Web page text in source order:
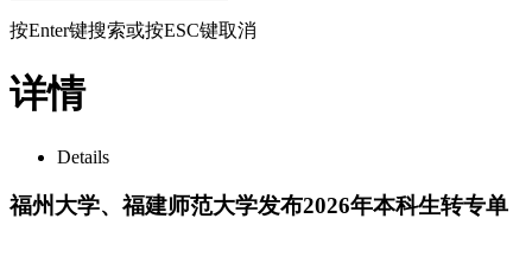
按Enter键搜索或按ESC键取消
详情
Details
福州大学、福建师范大学发布2026年本科生转专单